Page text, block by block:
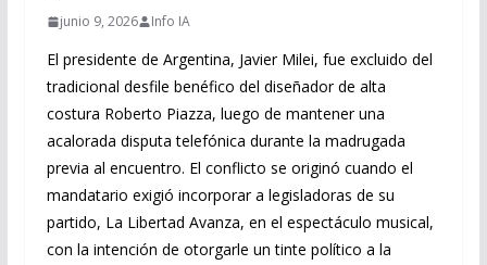
junio 9, 2026 Info IA
El presidente de Argentina, Javier Milei, fue excluido del
tradicional desfile benéfico del diseñador de alta
costura Roberto Piazza, luego de mantener una
acalorada disputa telefónica durante la madrugada
previa al encuentro. El conflicto se originó cuando el
mandatario exigió incorporar a legisladoras de su
partido, La Libertad Avanza, en el espectáculo musical,
con la intención de otorgarle un tinte político a la